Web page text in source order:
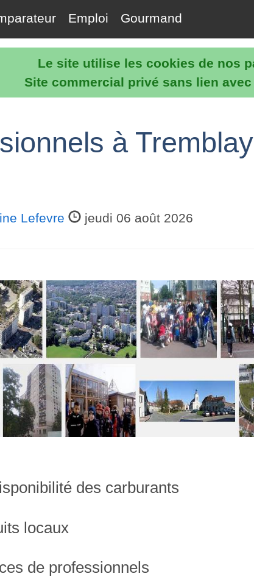
Le site utilise les cookies de nos
Site commercial privé sans lien
Emploi Gourmand
à
Lefevre jeudi 06 août 2026
des carburants
locaux
de professionnels